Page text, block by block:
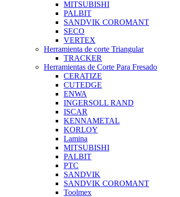
MITSUBISHI
PALBIT
SANDVIK COROMANT
SECO
VERTEX
Herramienta de corte Triangular
TRACKER
Herramientas de Corte Para Fresado
CERATIZE
CUTEDGE
ENWA
INGERSOLL RAND
ISCAR
KENNAMETAL
KORLOY
Lamina
MITSUBISHI
PALBIT
PTC
SANDVIK
SANDVIK COROMANT
Toolmex